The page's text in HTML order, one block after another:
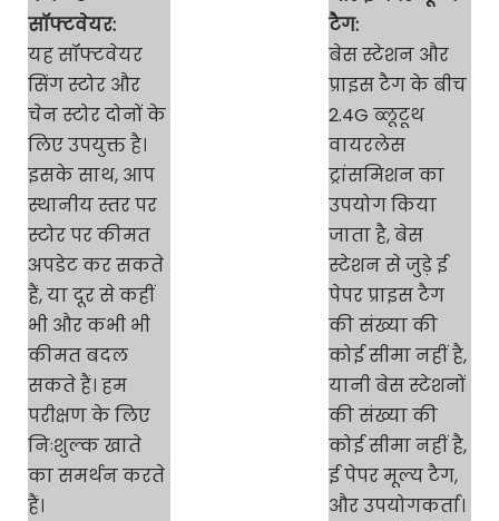
सॉफ्टवेयर:
यह सॉफ्टवेयर
सिंग स्टोर और
चेन स्टोर दोनों के
लिए उपयुक्त है।
इसके साथ, आप
स्थानीय स्तर पर
स्टोर पर कीमत
अपडेट कर सकते
हैं, या दूर से कहीं
भी और कभी भी
कीमत बदल
सकते हैं। हम
परीक्षण के लिए
निःशुल्क खाते
का समर्थन करते
हैं।
टैग:
बेस स्टेशन और
प्राइस टैग के बीच
2.4G ब्लूटूथ
वायरलेस
ट्रांसमिशन का
उपयोग किया
जाता है, बेस
स्टेशन से जुड़े ई
पेपर प्राइस टैग
की संख्या की
कोई सीमा नहीं है,
यानी बेस स्टेशनों
की संख्या की
कोई सीमा नहीं है,
ई पेपर मूल्य टैग,
और उपयोगकर्ता।